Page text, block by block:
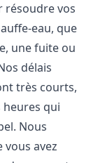
résoudre vos
eau, que
une fuite ou
délais
très courts,
heures qui
Nous
avez